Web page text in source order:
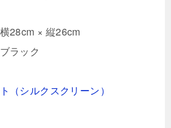
28cm × 縦26cm
ラック
（シルクスクリーン）